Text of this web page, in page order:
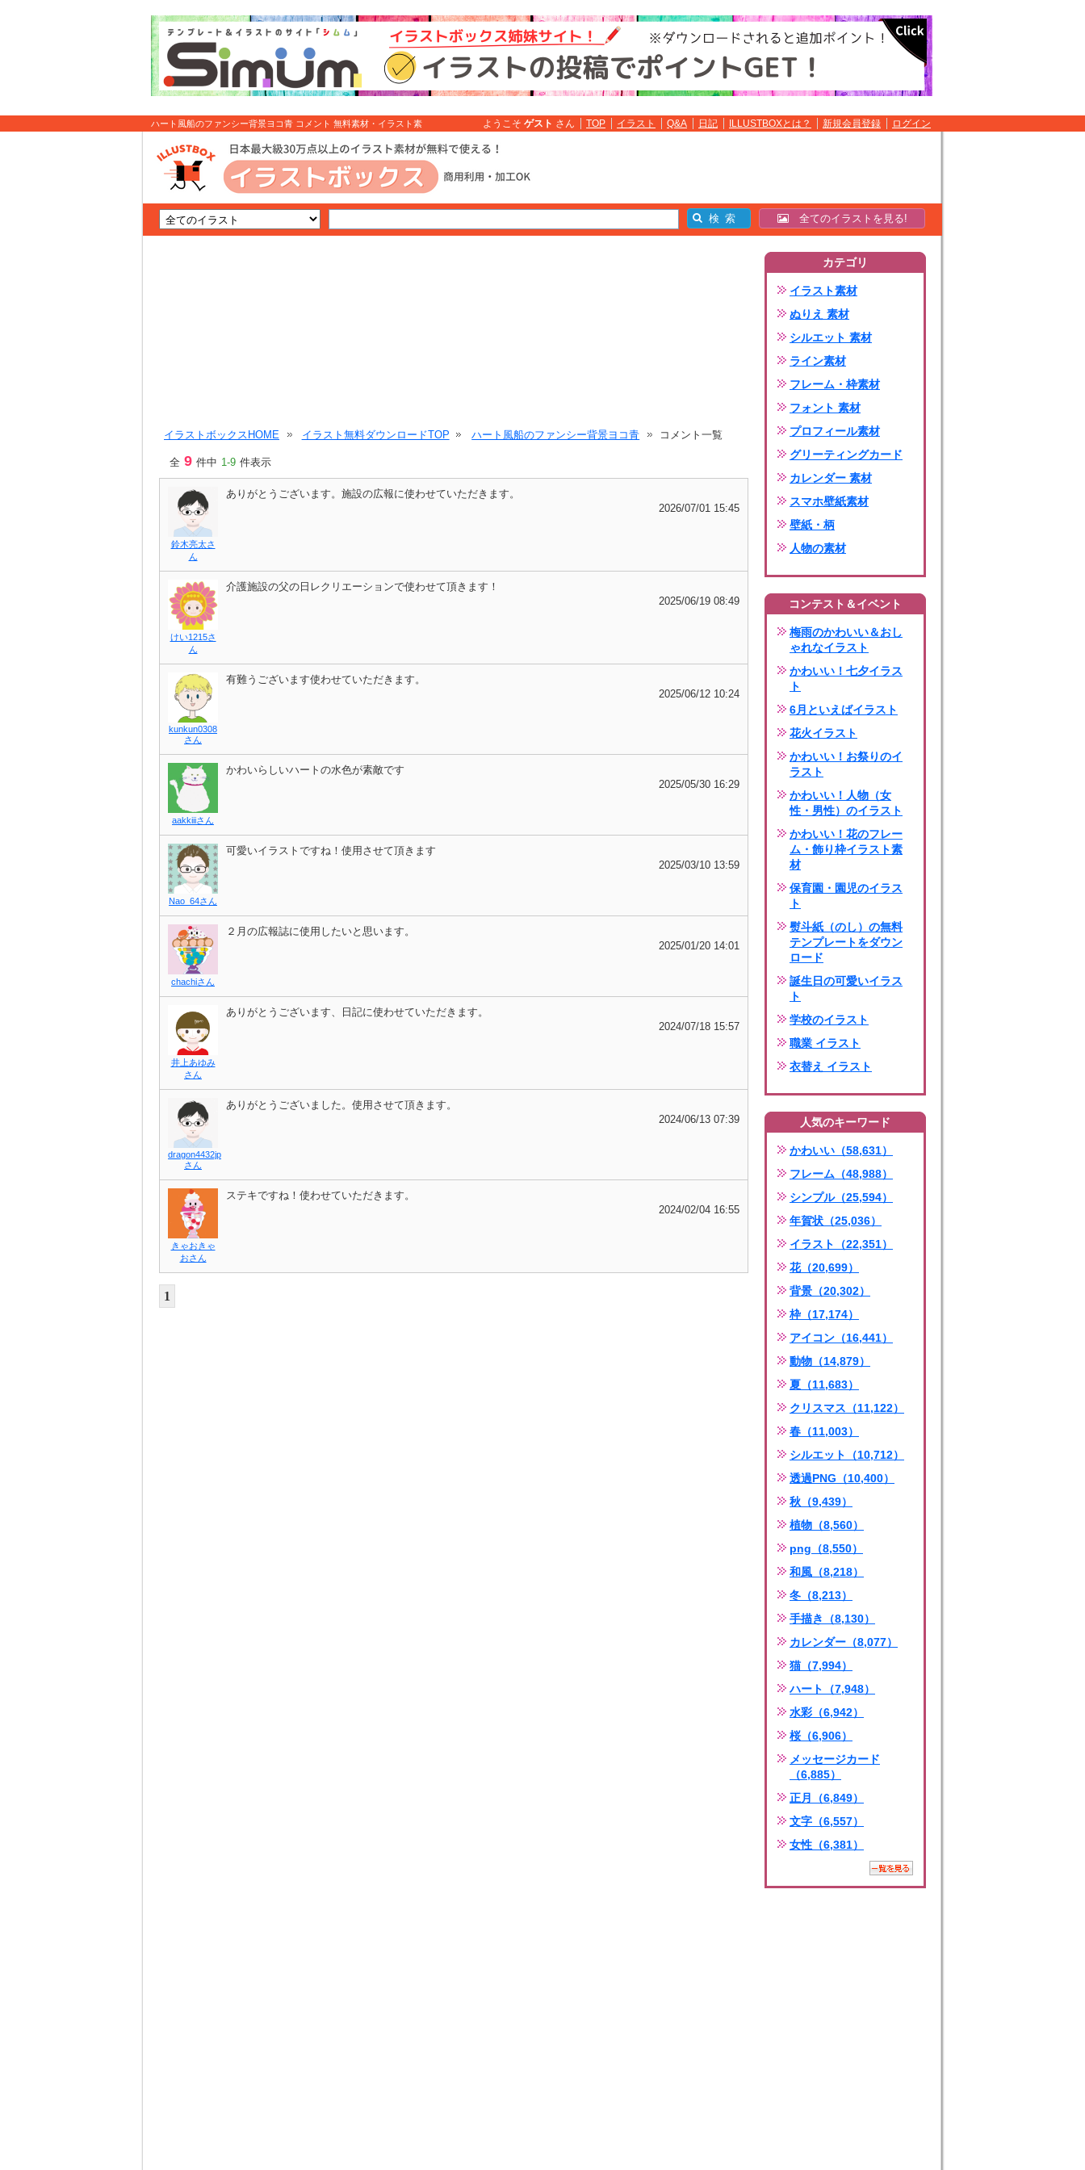
ハート風船のファンシー背景ヨコ青 コメント 無料素材・イラスト素
ようこそ ゲスト さん TOP イラスト Q&A 日記 ILLUSTBOXとは？ 新規会員登録 ログイン
全てのイラストを見る!
イラストボックスHOME イラスト無料ダウンロードTOP ハート風船のファンシー背景ヨコ青 コメント一覧
全 9 件中 1-9 件表示
鈴木亮太さ
ん
ありがとうございます。施設の広報に使わせていただきます。
2026/07/01 15:45
けい1215さ
ん
介護施設の父の日レクリエーションで使わせて頂きます！
2025/06/19 08:49
kunkun0308
さん
有難うございます使わせていただきます。
2025/06/12 10:24
aakkiiiさん
かわいらしいハートの水色が素敵です
2025/05/30 16:29
Nao_64さん
可愛いイラストですね！使用させて頂きます
2025/03/10 13:59
chachiさん
２月の広報誌に使用したいと思います。
2025/01/20 14:01
井上あゆみ
さん
ありがとうございます、日記に使わせていただきます。
2024/07/18 15:57
dragon4432jp
さん
ありがとうございました。使用させて頂きます。
2024/06/13 07:39
きゃおきゃ
おさん
ステキですね！使わせていただきます。
2024/02/04 16:55
1
カテゴリ
イラスト素材
ぬりえ 素材
シルエット 素材
ライン素材
フレーム・枠素材
フォント 素材
プロフィール素材
グリーティングカード
カレンダー 素材
スマホ壁紙素材
壁紙・柄
人物の素材
コンテスト＆イベント
梅雨のかわいい＆おし
ゃれなイラスト
かわいい！七夕イラス
ト
6月といえばイラスト
花火イラスト
かわいい！お祭りのイ
ラスト
かわいい！人物（女
性・男性）のイラスト
かわいい！花のフレー
ム・飾り枠イラスト素
材
保育園・園児のイラス
ト
熨斗紙（のし）の無料
テンプレートをダウン
ロード
誕生日の可愛いイラス
ト
学校のイラスト
職業 イラスト
衣替え イラスト
人気のキーワード
かわいい（58,631）
フレーム（48,988）
シンプル（25,594）
年賀状（25,036）
イラスト（22,351）
花（20,699）
背景（20,302）
枠（17,174）
アイコン（16,441）
動物（14,879）
夏（11,683）
クリスマス（11,122）
春（11,003）
シルエット（10,712）
透過PNG（10,400）
秋（9,439）
植物（8,560）
png（8,550）
和風（8,218）
冬（8,213）
手描き（8,130）
カレンダー（8,077）
猫（7,994）
ハート（7,948）
水彩（6,942）
桜（6,906）
メッセージカード
（6,885）
正月（6,849）
文字（6,557）
女性（6,381）